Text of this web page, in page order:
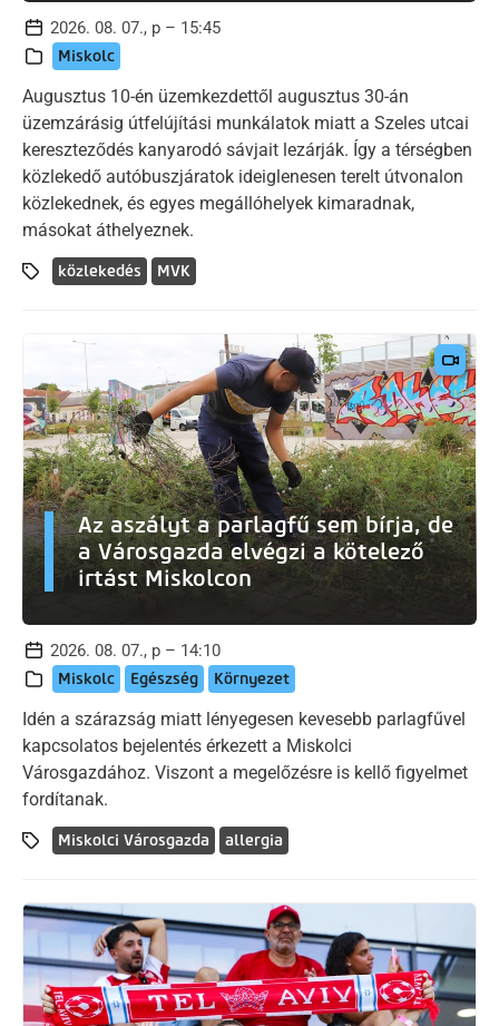
2026. 08. 07., p – 15:45
Miskolc
Augusztus 10-én üzemkezdettől augusztus 30-án
üzemzárásig útfelújítási munkálatok miatt a Szeles utcai
kereszteződés kanyarodó sávjait lezárják. Így a térségben
közlekedő autóbuszjáratok ideiglenesen terelt útvonalon
közlekednek, és egyes megállóhelyek kimaradnak,
másokat áthelyeznek.
közlekedés MVK
Az aszályt a parlagfű sem bírja, de
a Városgazda elvégzi a kötelező
irtást Miskolcon
2026. 08. 07., p – 14:10
Miskolc Egészség Környezet
Idén a szárazság miatt lényegesen kevesebb parlagfűvel
kapcsolatos bejelentés érkezett a Miskolci
Városgazdához. Viszont a megelőzésre is kellő figyelmet
fordítanak.
Miskolci Városgazda allergia